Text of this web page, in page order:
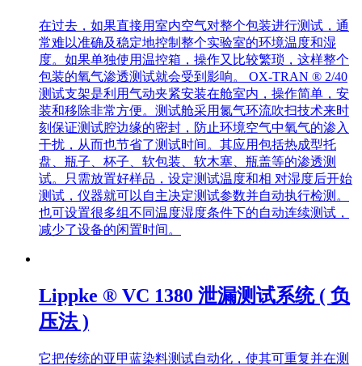
在过去，如果直接用室内空气对整个包装进行测试，通
常难以准确及稳定地控制整个实验室的环境温度和湿
度。如果单独使用温控箱，操作又比较繁琐，这样整个
包装的氧气渗透测试就会受到影响。 OX-TRAN ® 2/40
测试支架是利用气动夹紧安装在舱室内，操作简单，安
装和移除非常方便。测试舱采用氮气环流吹扫技术来时
刻保证测试腔边缘的密封，防止环境空气中氧气的渗入
干扰，从而也节省了测试时间。其应用包括热成型托
盘、瓶子、杯子、软包装、软木塞、瓶盖等的渗透测
试。只需放置好样品，设定测试温度和相 对湿度后开始
测试，仪器就可以自主决定测试参数并自动执行检测。
也可设置很多组不同温度湿度条件下的自动连续测试，
减少了设备的闲置时间。
Lippke ® VC 1380 泄漏测试系统 ( 负
压法 )
它把传统的亚甲蓝染料测试自动化，使其可重复并在测